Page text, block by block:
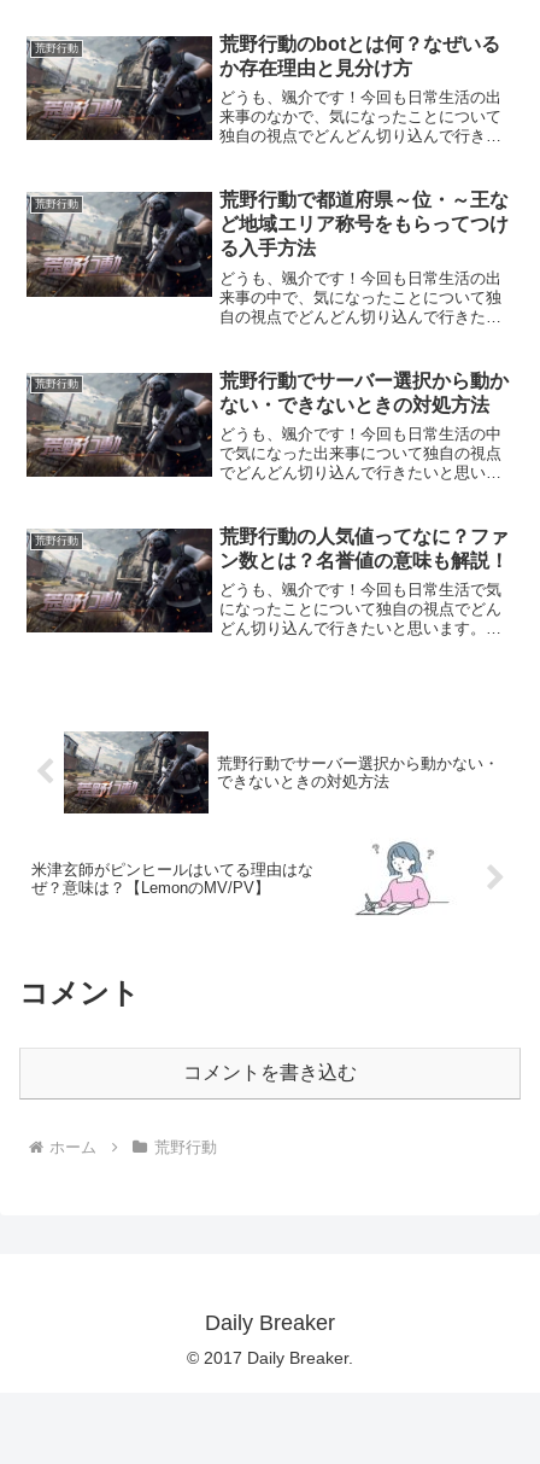
ルロワイヤルオンラインゲーム『荒野行
動』で個人空間（ホーム画面...
荒野行動
荒野行動のbotとは何？なぜいる
か存在理由と見分け方
どうも、颯介です！今回も日常生活の出
来事のなかで、気になったことについて
独自の視点でどんどん切り込んで行きた
は、人気のスマホゲーム『荒野行動』で
最近よく聞く『bot』につ...
荒野行動
荒野行動で都道府県～位・～王な
ど地域エリア称号をもらってつけ
る入手方法
どうも、颯介です！今回も日常生活の出
来事の中で、気になったことについて独
自の視点でどんどん切り込んで行きたい
人気のバトルロワイヤルゲーム『荒野行
動』で地域エリア毎に与え...
荒野行動
荒野行動でサーバー選択から動か
ない・できないときの対処方法
どうも、颯介です！今回も日常生活の中
で気になった出来事について独自の視点
でどんどん切り込んで行きたいと思いま
バトルロワイヤルのオンラインゲーム
『荒野行動』の最初の画面で『...
荒野行動
荒野行動の人気値ってなに？ファ
ン数とは？名誉値の意味も解説！
どうも、颯介です！今回も日常生活で気
になったことについて独自の視点でどん
どん切り込んで行きたいと思います。そ
荒野行動でサーバー選択から動かない・
できないときの対処方法
米津玄師がピンヒールはいてる理由はな
ぜ？意味は？【LemonのMV/PV】
コメント
コメントを書き込む
ホーム 荒野行動
Daily Breaker
© 2017 Daily Breaker.